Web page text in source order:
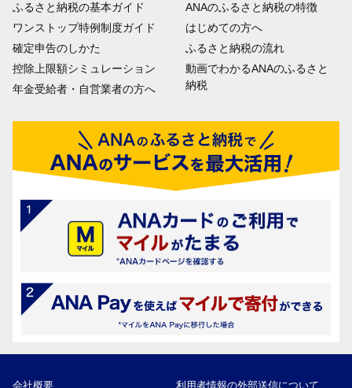
ふるさと納税の基本ガイド
ワンストップ特例制度ガイド
確定申告のしかた
控除上限額シミュレーション
年金受給者・自営業者の方へ
ANAのふるさと納税の特徴
はじめての方へ
ふるさと納税の流れ
動画でわかるANAのふるさと
納税
会社概要 利用者情報の外部送信について